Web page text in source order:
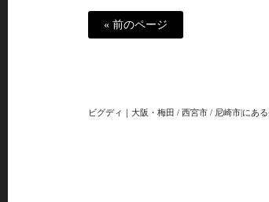
« 前のページ
ビグディ｜大阪・梅田 / 西宮市 / 尼崎市|にあ